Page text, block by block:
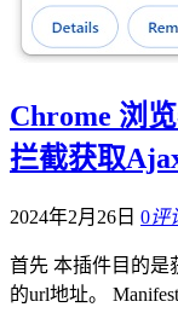
Chrome 浏
拦截获取
2024年2月26日 0评
首先 本插件目的是
的url地址。